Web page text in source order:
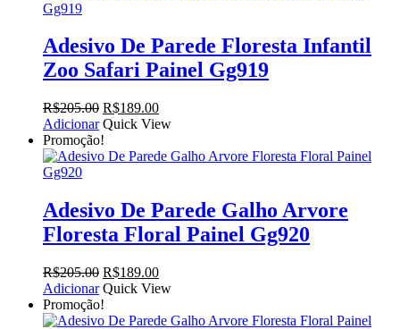
Adesivo De Parede Floresta Infantil
Zoo Safari Painel Gg919
R$205.00 O
preço
original
era:
R$189.00O
preço
é:
Adicionar Quick View
Promoção!
Adesivo De Parede Galho Arvore
Floresta Floral Painel Gg920
R$205.00 O
preço
original
era:
R$189.00O
preço
é:
Adicionar Quick View
Promoção!